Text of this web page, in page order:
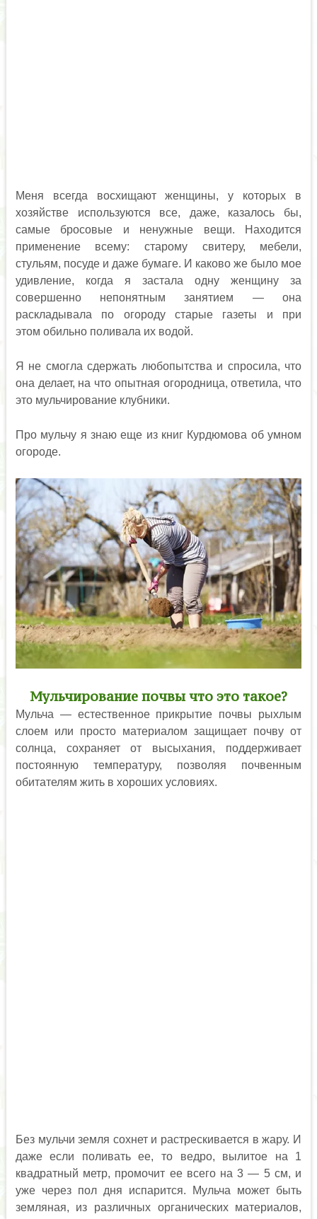
Меня всегда восхищают женщины, у которых в
хозяйстве используются все, даже, казалось бы,
самые бросовые и ненужные вещи. Находится
применение всему: старому свитеру, мебели,
стульям, посуде и даже бумаге. И каково же было мое
удивление, когда я застала одну женщину за
совершенно непонятным занятием — она
раскладывала по огороду старые газеты и при
этом обильно поливала их водой.
Я не смогла сдержать любопытства и спросила, что
она делает, на что опытная огородница, ответила, что
это мульчирование клубники.
Про мульчу я знаю еще из книг Курдюмова об умном
огороде.
Мульчирование почвы что это такое?
Мульча — естественное прикрытие почвы рыхлым
слоем или просто материалом защищает почву от
солнца, сохраняет от высыхания, поддерживает
постоянную температуру, позволяя почвенным
обитателям жить в хороших условиях.
Без мульчи земля сохнет и растрескивается в жару. И
даже если поливать ее, то ведро, вылитое на 1
квадратный метр, промочит ее всего на 3 — 5 см, и
уже через пол дня испарится. Мульча может быть
земляная, из различных органических материалов,